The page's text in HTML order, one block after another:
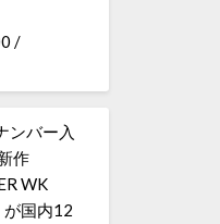
/
ンバー入
作
WK
が国内12